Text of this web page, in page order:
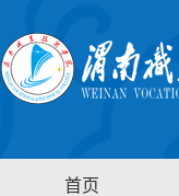
首页